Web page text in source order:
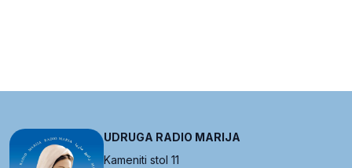
UDRUGA RADIO MARIJA
Kameniti stol 11